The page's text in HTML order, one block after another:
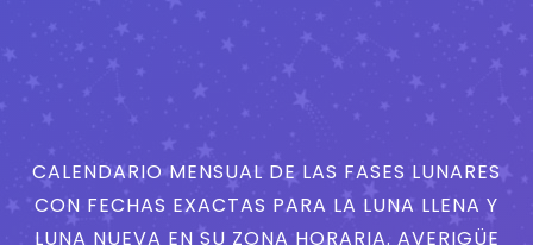
CALENDARIO MENSUAL DE LAS FASES LUNARES
CON FECHAS EXACTAS PARA LA LUNA LLENA Y
LUNA NUEVA EN SU ZONA HORARIA. AVERIGÜE